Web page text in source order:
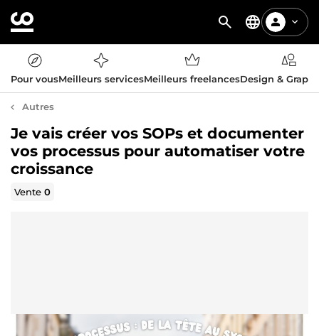
Pour vousMeilleurs servicesMeilleurs freelancesDesign &
Autres
Je vais créer vos SOPs et documenter
vos processus pour automatiser votre
croissance
Vente0